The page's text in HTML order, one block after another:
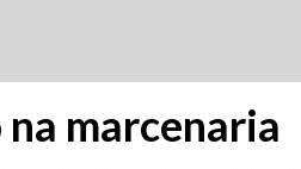
marcenaria